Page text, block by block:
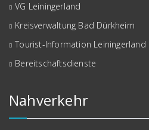
VG Leiningerland
Kreisverwaltung Bad Dürkheim
Tourist-Information Leiningerland
Bereitschaftsdienste
Nahverkehr